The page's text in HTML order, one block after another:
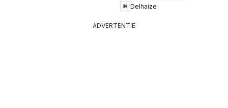
Delhaize
ADVERTENTIE